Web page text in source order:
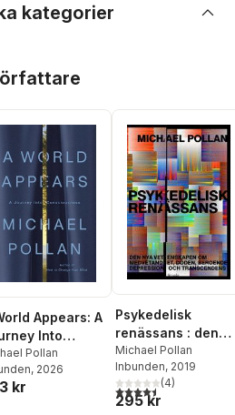
kategorier
Appears: A
Into
Pollan
, 2026
kr
Psykedelisk
renässans : den
nya vetenskapen
om medvetandet,
döden, beroende,
depression och
Michael Pollan
Inbunden, 2019
4,5utav 5 stjärnor.
(4)
295 kr